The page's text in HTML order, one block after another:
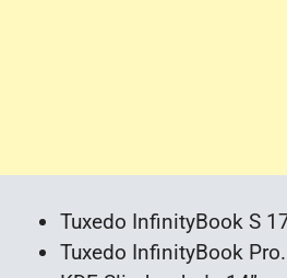
Tuxedo InfinityBook S
Tuxedo InfinityBook Pro.